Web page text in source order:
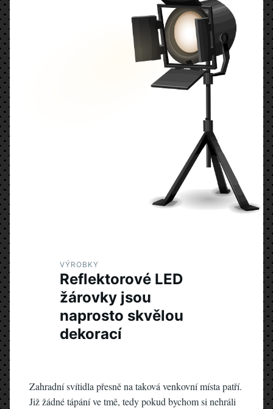
VÝROBKY
Reflektorové LED
žárovky jsou
naprosto skvělou
dekorací
Zahradní svítidla přesně na taková venkovní místa patří.
Již žádné tápání ve tmě, tedy pokud bychom si nehráli